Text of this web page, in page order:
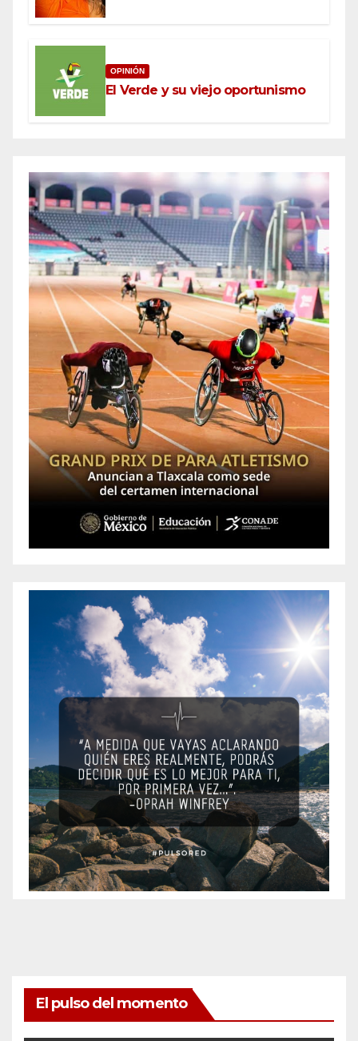
OPINIÓN
El Verde y su viejo oportunismo
El pulso del momento